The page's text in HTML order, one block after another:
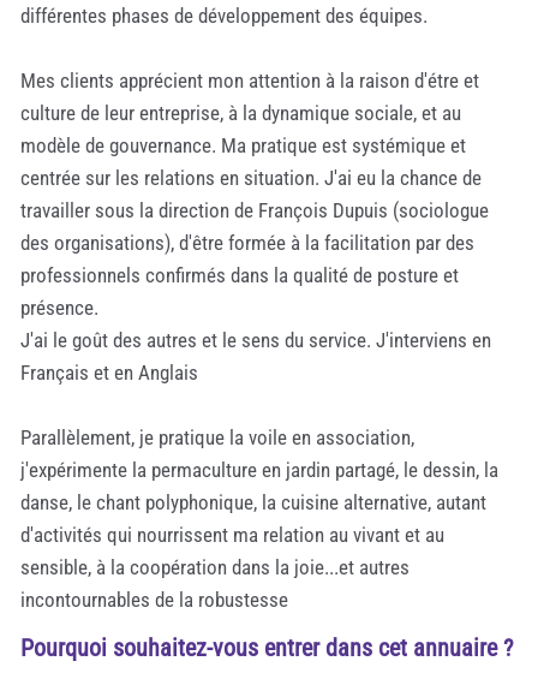
différentes phases de développement des équipes.
Mes clients apprécient mon attention à la raison d'étre et
culture de leur entreprise, à la dynamique sociale, et au
modèle de gouvernance. Ma pratique est systémique et
centrée sur les relations en situation. J'ai eu la chance de
travailler sous la direction de François Dupuis (sociologue
des organisations), d'être formée à la facilitation par des
professionnels confirmés dans la qualité de posture et
présence.
J'ai le goût des autres et le sens du service. J'interviens en
Français et en Anglais
Parallèlement, je pratique la voile en association,
j'expérimente la permaculture en jardin partagé, le dessin, la
danse, le chant polyphonique, la cuisine alternative, autant
d'activités qui nourrissent ma relation au vivant et au
sensible, à la coopération dans la joie...et autres
incontournables de la robustesse
Pourquoi souhaitez-vous entrer dans cet annuaire ?